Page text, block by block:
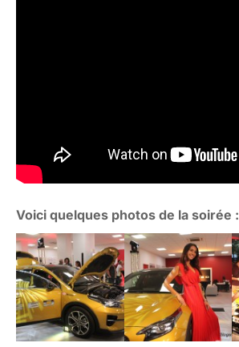
Voici quelques photos de la soirée :